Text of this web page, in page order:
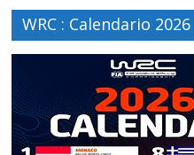
WRC : Calendario